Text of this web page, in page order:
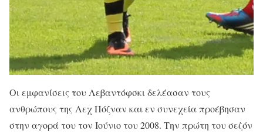
Οι εμφανίσεις του Λεβαντόφσκι δελέασαν τους
ανθρώπους της Λεχ Πόζναν και εν συνεχεία προέβησαν
στην αγορά του τον Ιούνιο του 2008. Την πρώτη του σεζόν